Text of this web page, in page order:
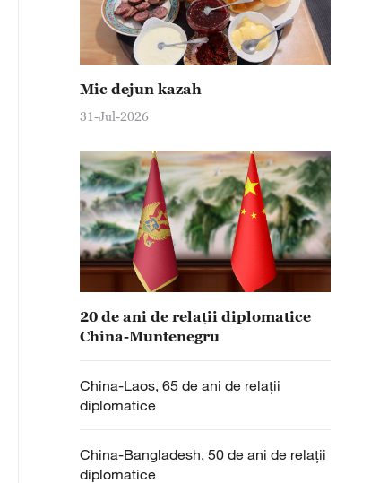
Mic dejun kazah
31-Jul-2026
20 de ani de relații diplomatice
China-Muntenegru
China-Laos, 65 de ani de relații
diplomatice
China-Bangladesh, 50 de ani de relații
diplomatice